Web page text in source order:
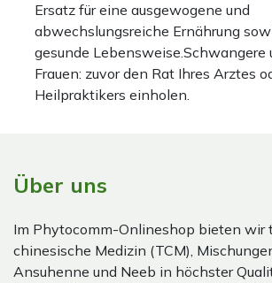
Ersatz für eine ausgewogene und
abwechslungsreiche Ernährung
gesunde Lebensweise.Schwangere
Frauen: zuvor den Rat Ihres Arztes
Heilpraktikers einholen.
Über uns
Im Phytocomm-Onlineshop bieten wir
chinesische Medizin (TCM),
Ansuhenne und Neeb in höchster